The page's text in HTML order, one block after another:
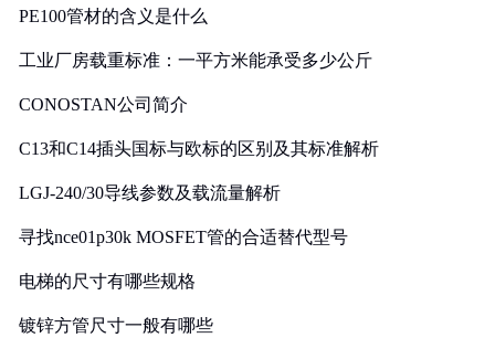
PE100管材的含义是什么
工业厂房载重标准：一平方米能承受多少公斤
CONOSTAN公司简介
C13和C14插头国标与欧标的区别及其标准解析
LGJ-240/30导线参数及载流量解析
寻找nce01p30k MOSFET管的合适替代型号
电梯的尺寸有哪些规格
镀锌方管尺寸一般有哪些